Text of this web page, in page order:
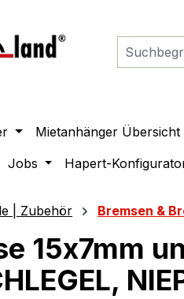
Mietanhänger Übersicht
Jobs Hapert-
| Zubehör Bremsen &
15x7mm